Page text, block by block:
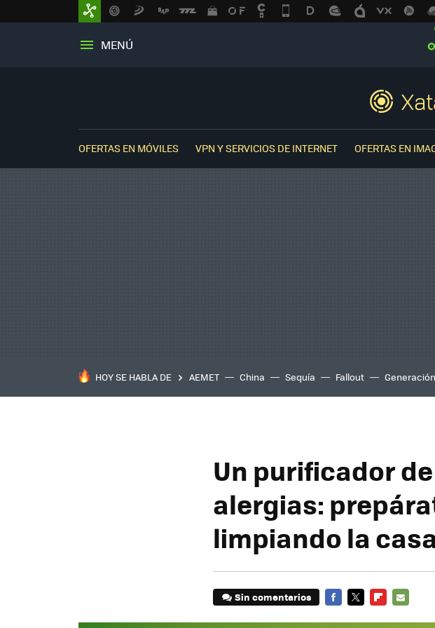
MENÚ
OFERTAS EN MÓVILES VPN Y SERVICIOS DE INTERNET OFERTAS EN
HOY SE HABLA DE AEMET China Sequía Fallout
Un purificador
alergias:
limpiando la
Sin comentarios